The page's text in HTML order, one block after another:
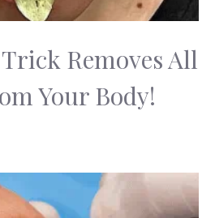
Removes All
Your Body!